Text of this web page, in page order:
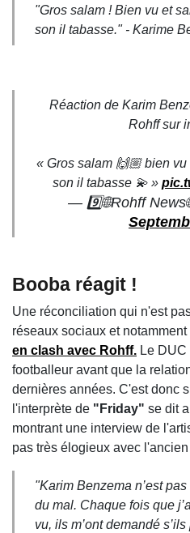
"Gros salam ! Bien vu et
son il tabasse." - Karime
Réaction de Karim
Rohff sur
« Gros salam 🙌🏼 bien
son il tabasse 💫 »
— 9️⃣🌐Rohff
Booba réagit !
Une réconciliation qui n'est
réseaux sociaux et notamment
en clash avec Rohff. Le
footballeur avant que la
dernières années. C'est donc
l'interprète de "Friday" se dit
montrant une interview de
pas très élogieux avec
"Karim Benzema n’est
du mal. Chaque fois que
vu, ils m’ont demandé